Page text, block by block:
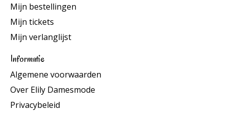
Mijn bestellingen
Mijn tickets
Mijn verlanglijst
Informatie
Algemene voorwaarden
Over Elily Damesmode
Privacybeleid